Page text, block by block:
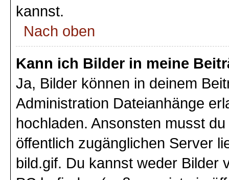
kannst.
Nach oben
Kann ich Bilder in meine
Ja, Bilder können in deinem
Administration Dateianhänge
hochladen. Ansonsten musst
öffentlich zugänglichen Server
bild.gif. Du kannst weder Bilder